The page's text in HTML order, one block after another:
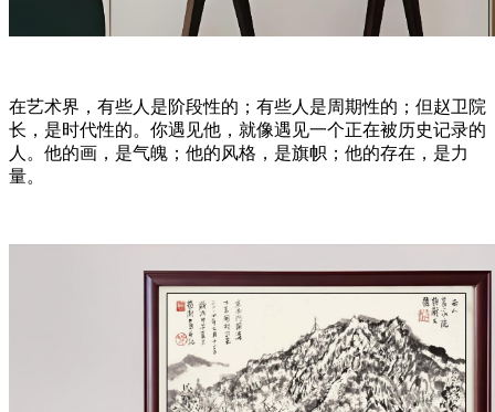
在艺术界，有些人是阶段性的；有些人是周期性的；但赵卫院
长，是时代性的。你遇见他，就像遇见一个正在被历史记录的
人。他的画，是气魄；他的风格，是旗帜；他的存在，是力
量。